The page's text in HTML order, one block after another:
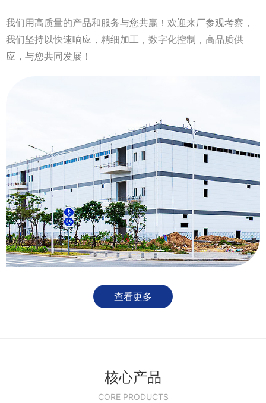
我们用高质量的产品和服务与您共赢！欢迎来厂参观考察，
我们坚持以快速响应，精细加工，数字化控制，高品质供
应，与您共同发展！
查看更多
核心产品
CORE PRODUCTS